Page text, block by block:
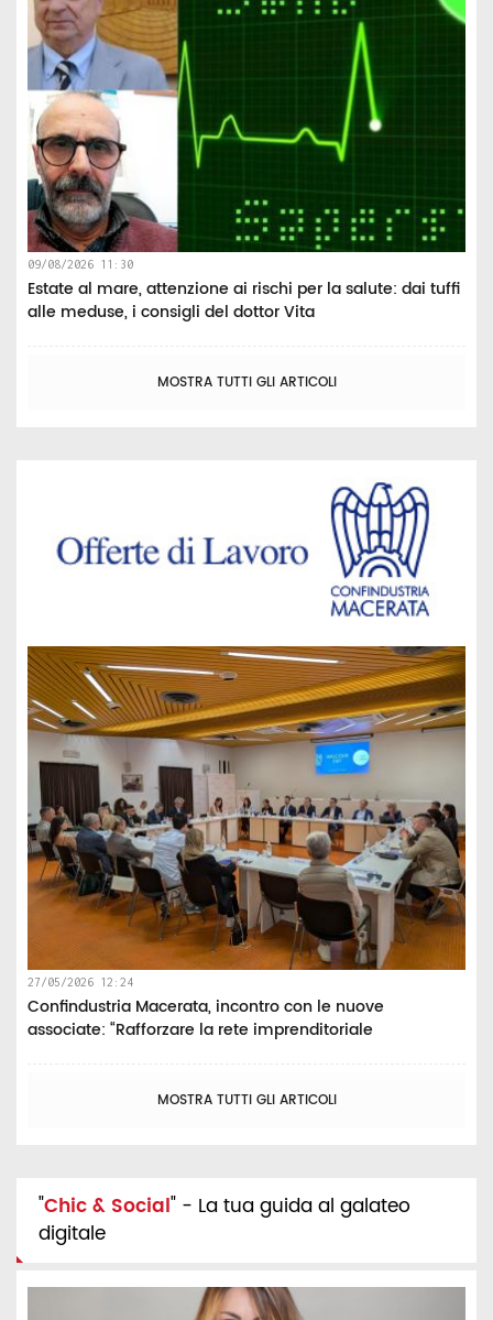
09/08/2026 11:30
Estate al mare, attenzione ai rischi per la salute: dai tuffi
alle meduse, i consigli del dottor Vita
MOSTRA TUTTI GLI ARTICOLI
27/05/2026 12:24
Confindustria Macerata, incontro con le nuove
associate: “Rafforzare la rete imprenditoriale
MOSTRA TUTTI GLI ARTICOLI
"Chic & Social" - La tua guida al galateo
digitale